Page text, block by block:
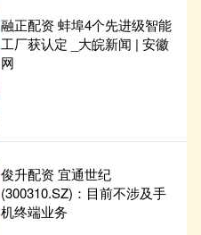
融正配资 蚌埠4个先进级智能
工厂获认定 _大皖新闻 | 安徽
网
俊升配资 宜通世纪
(300310.SZ)：目前不涉及手
机终端业务